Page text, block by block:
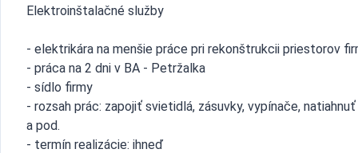
Elektroinštalačné služby
- elektrikára na menšie práce pri rekonštrukcii priestorov
- práca na 2 dni v BA - Petržalka
- sídlo firmy
- rozsah prác: zapojiť svietidlá, zásuvky, vypínače,
a pod.
- termín realizácie: ihneď